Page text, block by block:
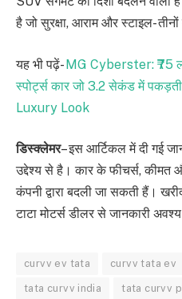
है जो सुरक्षा, आराम और स्टाइल-
यह भी पढ़ें-MG Cyberster: ₹75
स्पोर्ट्स कार जो 3.2 सेकंड में
Luxury Look
डिस्क्लेमर– इस आर्टिकल में दी गई
उद्देश्य से है। कार के फीचर्स,
कंपनी द्वारा बदली जा सकती हैं।
टाटा मोटर्स डीलर से जानकारी
curvv ev tata curvv tata ev
tata curvv india tata curvv